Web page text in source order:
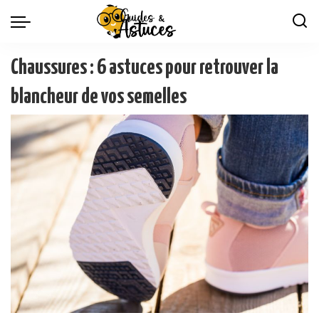
Chaussures : 6 astuces pour retrouver la
blancheur de vos semelles